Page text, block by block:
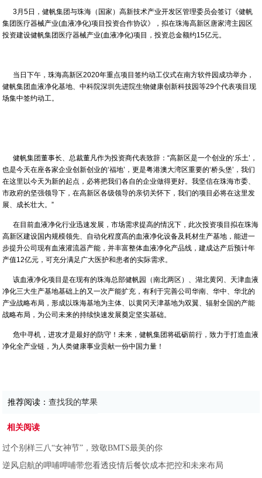
3月5日，健帆集团与珠海（国家）高新技术产业开发区管理委员会签订《健帆
集团医疗器械产业(血液净化)项目投资合作协议》，拟在珠海高新区唐家湾主园区
投资建设健帆集团医疗器械产业(血液净化)项目，投资总金额约15亿元。
当日下午，珠海高新区2020年重点项目签约动工仪式在南方软件园成功举办，
健帆集团血液净化基地、中科院深圳先进院生物健康创新科技园等29个代表项目现
场集中签约动工。
健帆集团董事长、总裁董凡作为投资商代表致辞：“高新区是一个创业的‘乐土’，
也是今天在座各家企业创新创业的‘福地’，更是粤港澳大湾区重要的‘桥头堡’，我们
在这里以今天为新的起点，必将把我们各自的企业做得更好。我坚信在珠海市委、
市政府的坚强领导下，在高新区各级领导的亲切关怀下，我们的项目必将在这里发
展、成长壮大。”
在目前血液净化行业迅速发展，市场需求提高的情况下，此次投资项目拟在珠海
高新区建设国内规模领先、自动化程度高的血液净化设备及耗材生产基地，能进一
步提升公司现有血液灌流器产能，并丰富整体血液净化产品线，建成达产后预计年
产值12亿元，可充分满足广大医护和患者的实际需求。
该血液净化项目是在现有的珠海总部健帆园（南北两区）、湖北黄冈、天津血液
净化三大生产基地基础上的又一次产能扩充，有利于完善公司华南、华中、华北的
产业战略布局，形成以珠海基地为主体、以黄冈天津基地为双翼、辐射全国的产能
战略布局，为公司未来的持续快速发展奠定坚实基础。
危中寻机，进攻才是最好的防守！未来，健帆集团将砥砺前行，致力于打造血液
净化全产业链，为人类健康事业贡献一份中国力量！
推荐阅读：查找我的苹果
相关阅读
过个别样三八“女神节”，致敬BMTS最美的你
逆风启航的呷哺呷哺带您看透疫情后餐饮成本把控和未来布局